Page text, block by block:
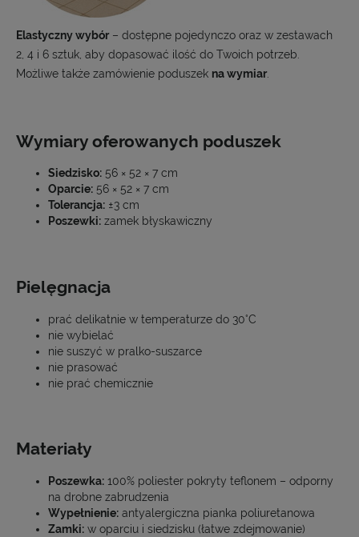
Elastyczny wybór– dostępne pojedynczo oraz w zestawach
2, 4 i 6 sztuk, aby dopasować ilość do Twoich potrzeb.
Możliwe także zamówienie poduszek na wymiar.
Wymiary oferowanych poduszek
Siedzisko: 56 × 52 × 7 cm
Oparcie: 56 × 52 × 7 cm
Tolerancja: ±3 cm
Poszewki: zamek błyskawiczny
Pielęgnacja
prać delikatnie w temperaturze do 30°C
nie wybielać
nie suszyć w pralko-suszarce
nie prasować
nie prać chemicznie
Materiały
Poszewka: 100% poliester pokryty teflonem – odporny
na drobne zabrudzenia
Wypełnienie: antyalergiczna pianka poliuretanowa
Zamki: w oparciu i siedzisku (łatwe zdejmowanie)